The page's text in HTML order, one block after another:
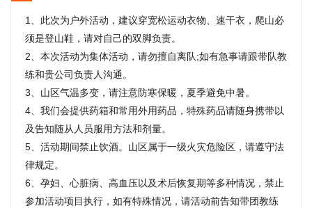
1、此次为户外活动，建议穿宽松运动衣物、速干衣，爬山必
须是登山鞋，请对自己的双脚负责。
2、本次活动为集体活动，请勿擅自离队;如有急事请跟带队教
练和贵公司负责人沟通。
3、山区气温多变，请注意防寒保暖，夏季避免中暑。
4、我们会提供药箱和常用外用药品，特殊药品请随身携带以
及告知随从人员服用方法和剂量。
5、活动期间禁止饮酒。山区属于一级火灾危险区，请遵守法
律规定。
6、孕妇、心脏病、高血压以及术后恢复期等多种情况，禁止
参加活动项目执行，如有特殊情况，请活动前告知带团教练